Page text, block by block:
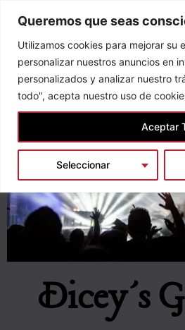
Queremos que seas
Utilizamos cookies para mejorar su
personalizar nuestros anuncios en
personalizados y analizar nuestro
todo", acepta nuestro uso de
Seleccionar
Aceptar
content
Home/Qué ver en Irlanda/ Dicey´s
Dicey´s